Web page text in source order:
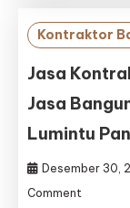
Jasa
Gudang
–
Panen
Kontraktor
Jasa
Jasa
Lumintu
Desember 30,
Comment